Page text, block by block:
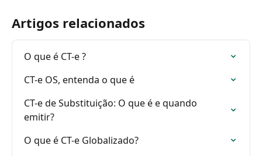
Artigos relacionados
O que é CT-e ?
CT-e OS, entenda o que é
CT-e de Substituição: O que é e quando
emitir?
O que é CT-e Globalizado?